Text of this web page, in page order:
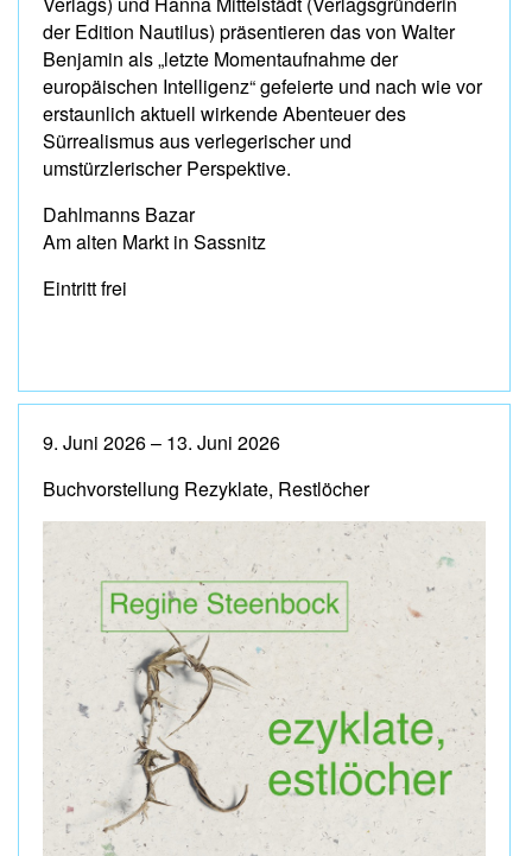
der Edition Nautilus) präsentieren das von Walter
Benjamin als „letzte Momentaufnahme der
europäischen Intelligenz“ gefeierte und nach wie vor
erstaunlich aktuell wirkende Abenteuer des
Sürrealismus aus verlegerischer und
umstürzlerischer Perspektive.
Dahlmanns Bazar
Am alten Markt in Sassnitz
Eintritt frei
9. Juni 2026 – 13. Juni 2026
Buchvorstellung Rezyklate, Restlöcher